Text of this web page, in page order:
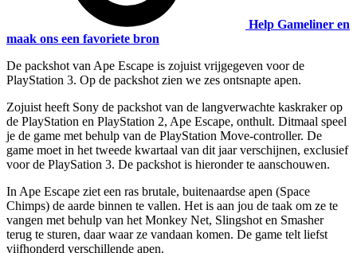
Help Gameliner en
maak ons een favoriete bron
De packshot van Ape Escape is zojuist vrijgegeven voor de
PlayStation 3. Op de packshot zien we zes ontsnapte apen.
Zojuist heeft Sony de packshot van de langverwachte kaskraker op
de PlayStation en PlayStation 2, Ape Escape, onthult. Ditmaal speel
je de game met behulp van de PlayStation Move-controller. De
game moet in het tweede kwartaal van dit jaar verschijnen, exclusief
voor de PlaySation 3. De packshot is hieronder te aanschouwen.
In Ape Escape ziet een ras brutale, buitenaardse apen (Space
Chimps) de aarde binnen te vallen. Het is aan jou de taak om ze te
vangen met behulp van het Monkey Net, Slingshot en Smasher
terug te sturen, daar waar ze vandaan komen. De game telt liefst
vijfhonderd verschillende apen.